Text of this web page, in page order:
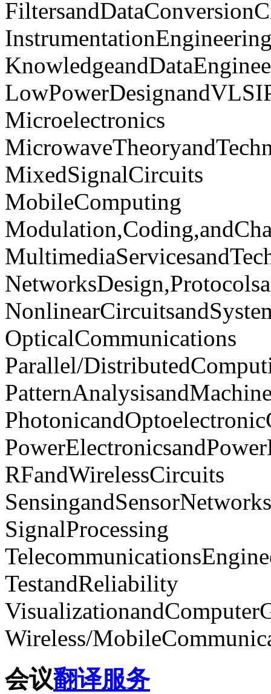
Microelectronics
MixedSignalCircuits
MobileComputing
OpticalCommunications
Parallel/
RFandWirelessCircuits
SensingandSensorNetworks
SignalProcessing
TestandReliability
Wireless/
会议翻译服务